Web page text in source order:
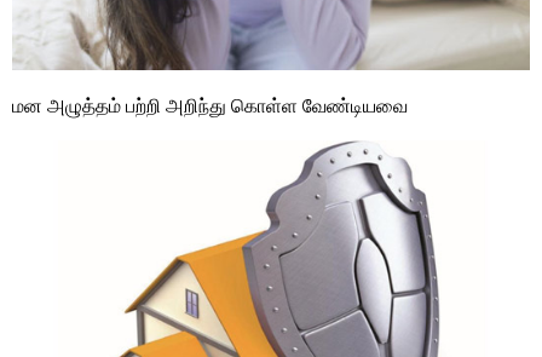
மன அழுத்தம் பற்றி அறிந்து கொள்ள வேண்டியவை